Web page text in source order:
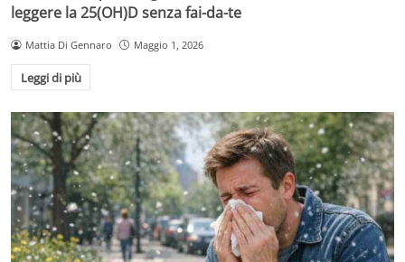
leggere la 25(OH)D senza fai-da-te
Mattia Di Gennaro Maggio 1, 2026
Leggi di più